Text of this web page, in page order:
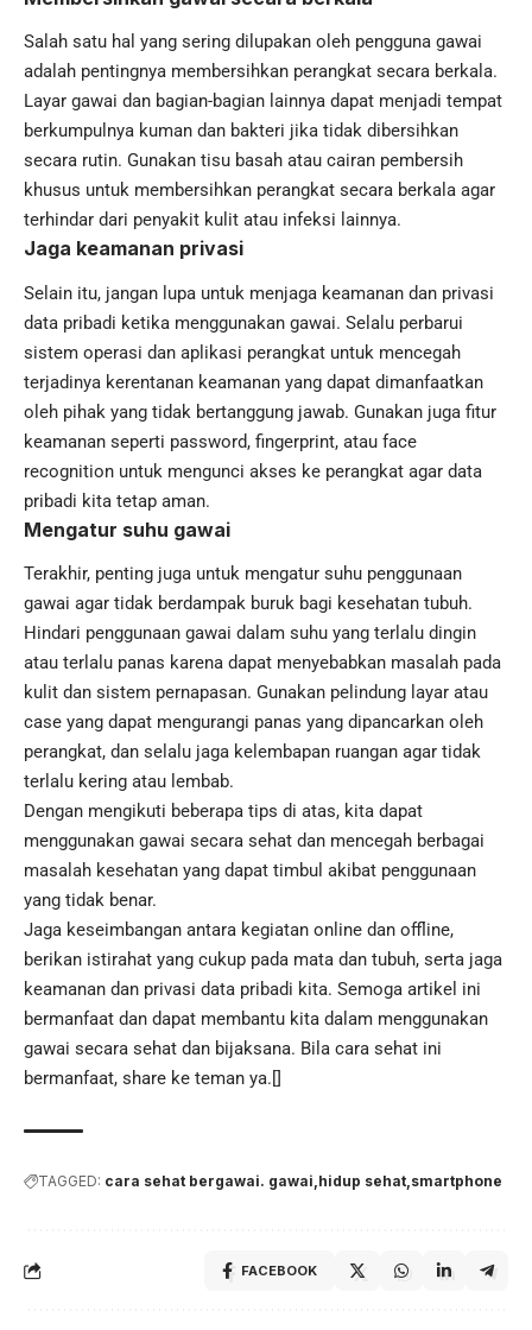
Salah satu hal yang sering dilupakan oleh pengguna gawai
adalah pentingnya membersihkan perangkat secara berkala.
Layar gawai dan bagian-bagian lainnya dapat menjadi tempat
berkumpulnya kuman dan bakteri jika tidak dibersihkan
secara rutin. Gunakan tisu basah atau cairan pembersih
khusus untuk membersihkan perangkat secara berkala agar
terhindar dari penyakit kulit atau infeksi lainnya.
Jaga keamanan privasi
Selain itu, jangan lupa untuk menjaga keamanan dan privasi
data pribadi ketika menggunakan gawai. Selalu perbarui
sistem operasi dan aplikasi perangkat untuk mencegah
terjadinya kerentanan keamanan yang dapat dimanfaatkan
oleh pihak yang tidak bertanggung jawab. Gunakan juga fitur
keamanan seperti password, fingerprint, atau face
recognition untuk mengunci akses ke perangkat agar data
pribadi kita tetap aman.
Mengatur suhu gawai
Terakhir, penting juga untuk mengatur suhu penggunaan
gawai agar tidak berdampak buruk bagi kesehatan tubuh.
Hindari penggunaan gawai dalam suhu yang terlalu dingin
atau terlalu panas karena dapat menyebabkan masalah pada
kulit dan sistem pernapasan. Gunakan pelindung layar atau
case yang dapat mengurangi panas yang dipancarkan oleh
perangkat, dan selalu jaga kelembapan ruangan agar tidak
terlalu kering atau lembab.
Dengan mengikuti beberapa tips di atas, kita dapat
menggunakan gawai secara sehat dan mencegah berbagai
masalah kesehatan yang dapat timbul akibat penggunaan
yang tidak benar.
Jaga keseimbangan antara kegiatan online dan offline,
berikan istirahat yang cukup pada mata dan tubuh, serta jaga
keamanan dan privasi data pribadi kita. Semoga artikel ini
bermanfaat dan dapat membantu kita dalam menggunakan
gawai secara sehat dan bijaksana. Bila cara sehat ini
bermanfaat, share ke teman ya.[]
TAGGED: cara sehat bergawai. gawai hidup sehat smartphone
FACEBOOK